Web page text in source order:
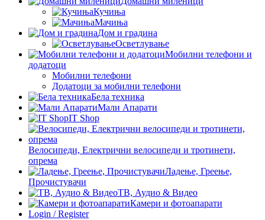
Кучиња
Мачиња
Дом и градина
Осветлување
Мобилни телефони и
додатоци
Мобилни телефони
Додатоци за мобилни телефони
Бела техника
Мали Апарати
IT Shop
Велосипеди, Електрични велосипеди и тротинети,
опрема
Ладење, Греење,
Прочистувачи
ТВ, Аудио & Видео
Камери и фотоапарати
Login / Register